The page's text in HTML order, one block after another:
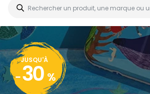
JUSQU'À
- 30 %